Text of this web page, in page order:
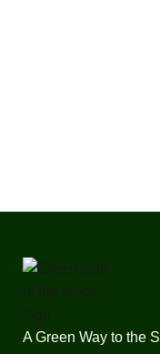
A Green Way to the